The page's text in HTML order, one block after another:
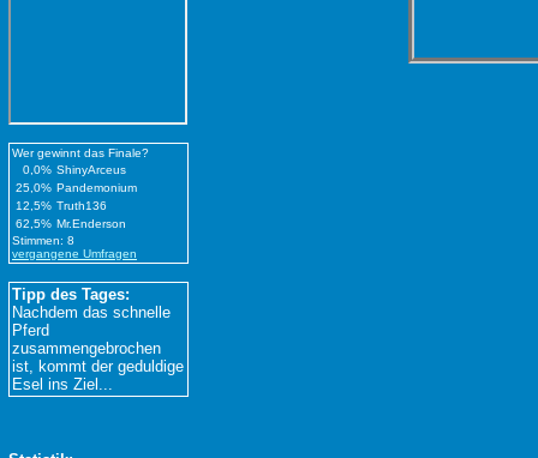
Wer gewinnt das Finale?
0,0% ShinyArceus
25,0% Pandemonium
12,5% Truth136
62,5% Mr.Enderson
Stimmen: 8
vergangene Umfragen
Tipp des Tages:
Nachdem das schnelle
Pferd
zusammengebrochen
ist, kommt der geduldige
Esel ins Ziel...